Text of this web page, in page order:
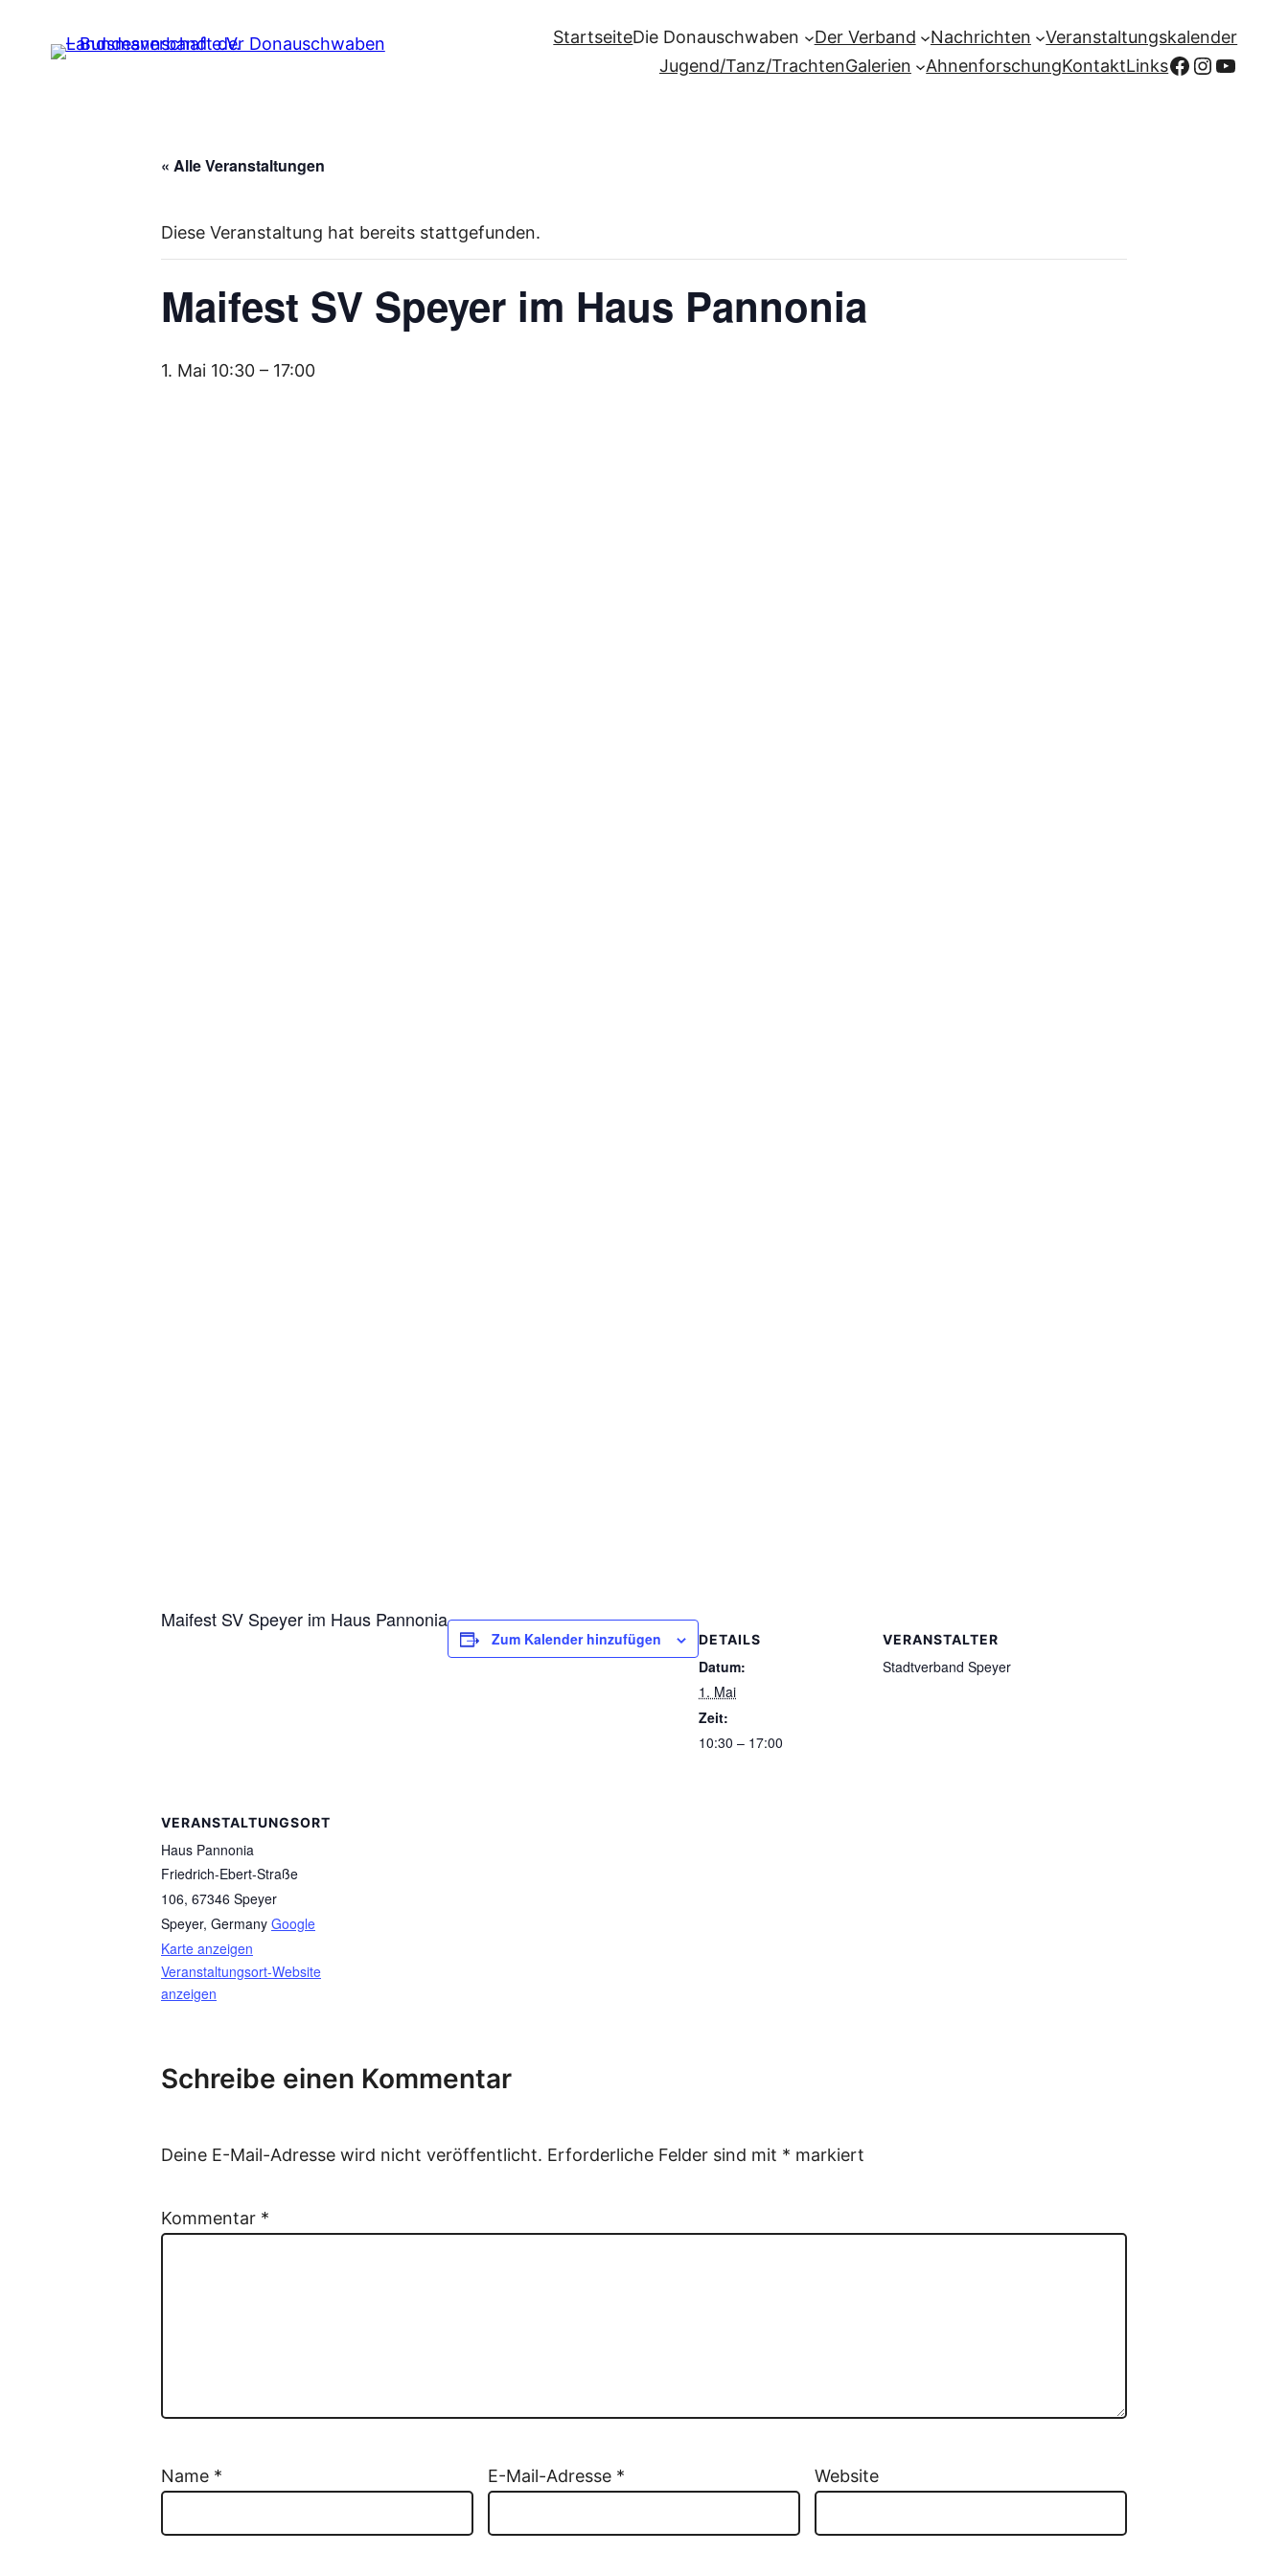
StartseiteDie Donauschwaben Der Verband Nachrichten
Veranstaltungskalender
Jugend/Tanz/TrachtenGalerien AhnenforschungKontaktLinksFacebook
« Alle Veranstaltungen
Diese Veranstaltung hat bereits stattgefunden.
Maifest SV Speyer im Haus Pannonia
1. Mai 10:30 – 17:00
Maifest SV Speyer im Haus Pannonia
Zum Kalender hinzufügen DETAILS
Datum:
1. Mai
Zeit:
10:30 – 17:00
VERANSTALTER
Stadtverband Speyer
VERANSTALTUNGSORT
Haus Pannonia
Friedrich-Ebert-Straße
106, 67346 Speyer
Speyer, Germany Google
Karte anzeigen
Veranstaltungsort-Website
anzeigen
Schreibe einen Kommentar
Deine E-Mail-Adresse wird nicht veröffentlicht. Erforderliche Felder sind mit * markiert
Kommentar *
Name * E-Mail-Adresse * Website